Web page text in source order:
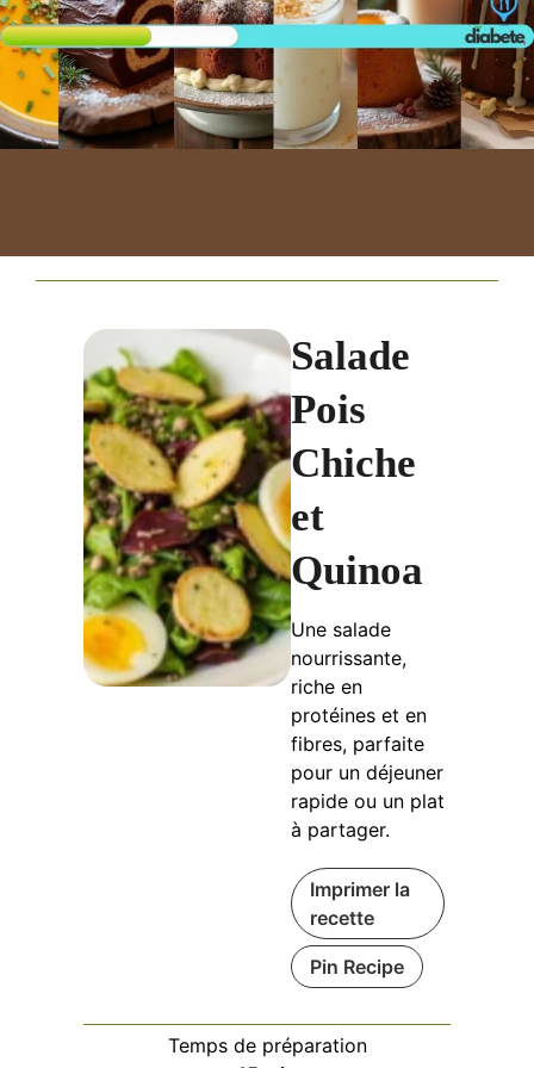
Salade
Pois
Chiche
et
Quinoa
Une salade
nourrissante,
riche en
protéines et en
fibres, parfaite
pour un déjeuner
rapide ou un plat
à partager.
Imprimer la
recette
Pin Recipe
Temps de préparation